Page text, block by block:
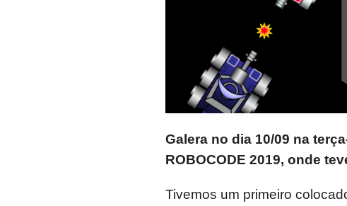
Galera no dia 10/09 na
ROBOCODE 2019, onde
Tivemos um primeiro